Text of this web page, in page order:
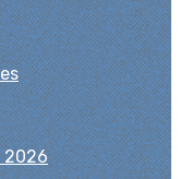
2026